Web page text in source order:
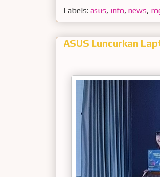
Labels: asus, info, news,
ASUS Luncurkan